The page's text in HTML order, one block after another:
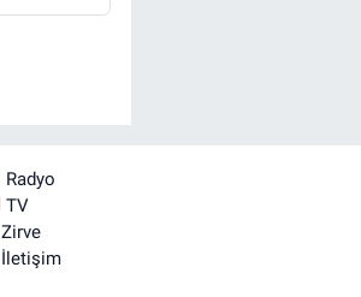
Radyo
TV
Zirve
İletişim